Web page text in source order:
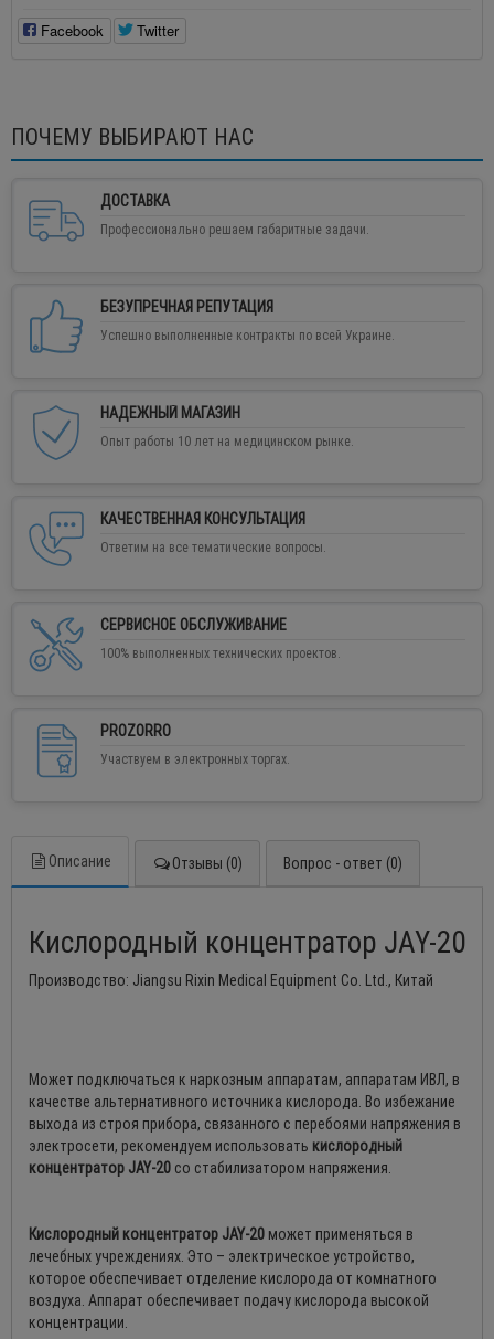
Facebook Twitter
ПОЧЕМУ ВЫБИРАЮТ НАС
ДОСТАВКА
Профессионально решаем габаритные задачи.
БЕЗУПРЕЧНАЯ РЕПУТАЦИЯ
Успешно выполненные контракты по всей Украине.
НАДЕЖНЫЙ МАГАЗИН
Опыт работы 10 лет на медицинском рынке.
КАЧЕСТВЕННАЯ КОНСУЛЬТАЦИЯ
Ответим на все тематические вопросы.
СЕРВИСНОЕ ОБСЛУЖИВАНИЕ
100% выполненных технических проектов.
PROZORRO
Участвуем в электронных торгах.
Описание Отзывы (0) Вопрос - ответ (0)
Кислородный концентратор JAY-20
Производство: Jiangsu Rixin Medical Equipment Со. Ltd., Китай
Может подключаться к наркозным аппаратам, аппаратам ИВЛ, в
качестве альтернативного источника кислорода. Во избежание
выхода из строя прибора, связанного с перебоями напряжения в
электросети, рекомендуем использовать кислородный
концентратор JAY-20 со стабилизатором напряжения.
Кислородный концентратор JAY-20 может применяться в
лечебных учреждениях. Это – электрическое устройство,
которое обеспечивает отделение кислорода от комнатного
воздуха. Аппарат обеспечивает подачу кислорода высокой
концентрации.